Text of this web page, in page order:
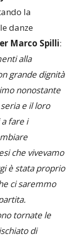
la
danze
Marco Spilli:
alla
grande dignità
nonostante
e il loro
fare i
che vivevamo
è stata proprio
ci saremmo
tornate le
di